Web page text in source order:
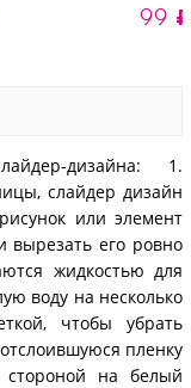
99 ₽
дизайна: 1.
слайдер дизайн
или элемент
вырезать его ровно
жидкостью для
воду на несколько
чтобы убрать
пленку
на белый